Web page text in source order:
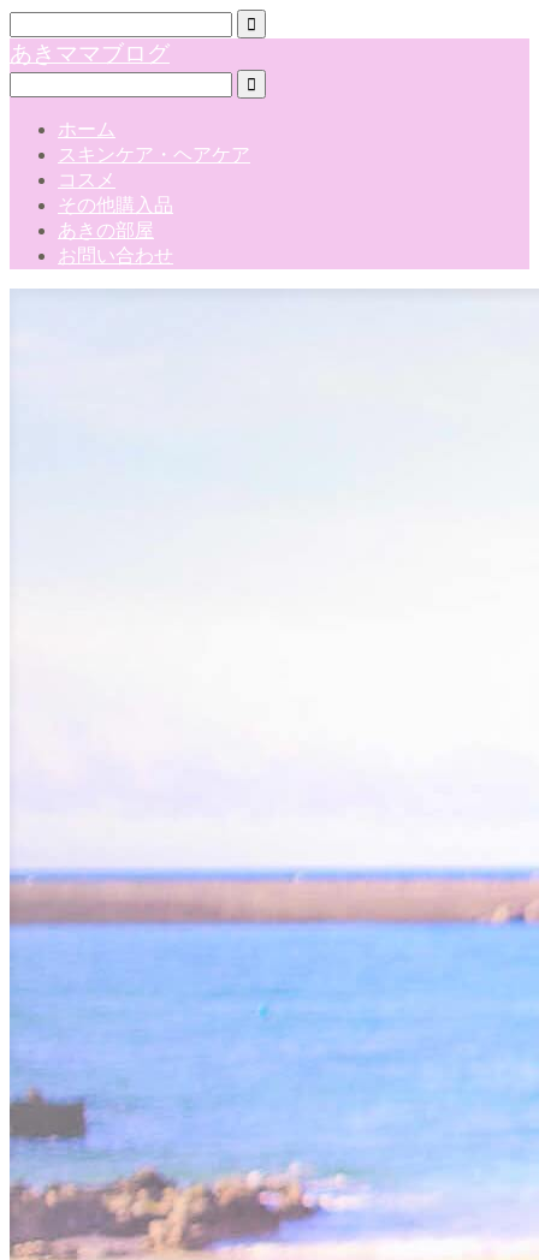
あきママブログ
ホーム
スキンケア・ヘアケア
コスメ
その他購入品
あきの部屋
お問い合わせ